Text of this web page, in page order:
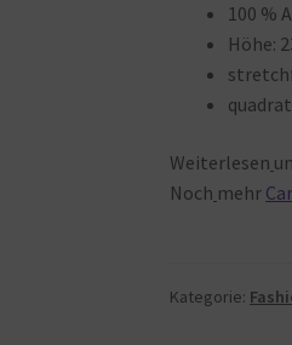
100 %
Höhe:
Weiterlesen
Noch mehr
Kategorie: